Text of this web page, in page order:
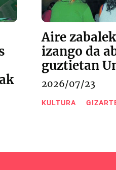
Aire
izango da
guztietan
2026/07/23
KULTURA